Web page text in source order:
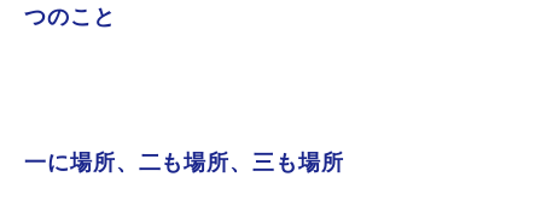
つのこと
一に場所、二も場所、三も場所